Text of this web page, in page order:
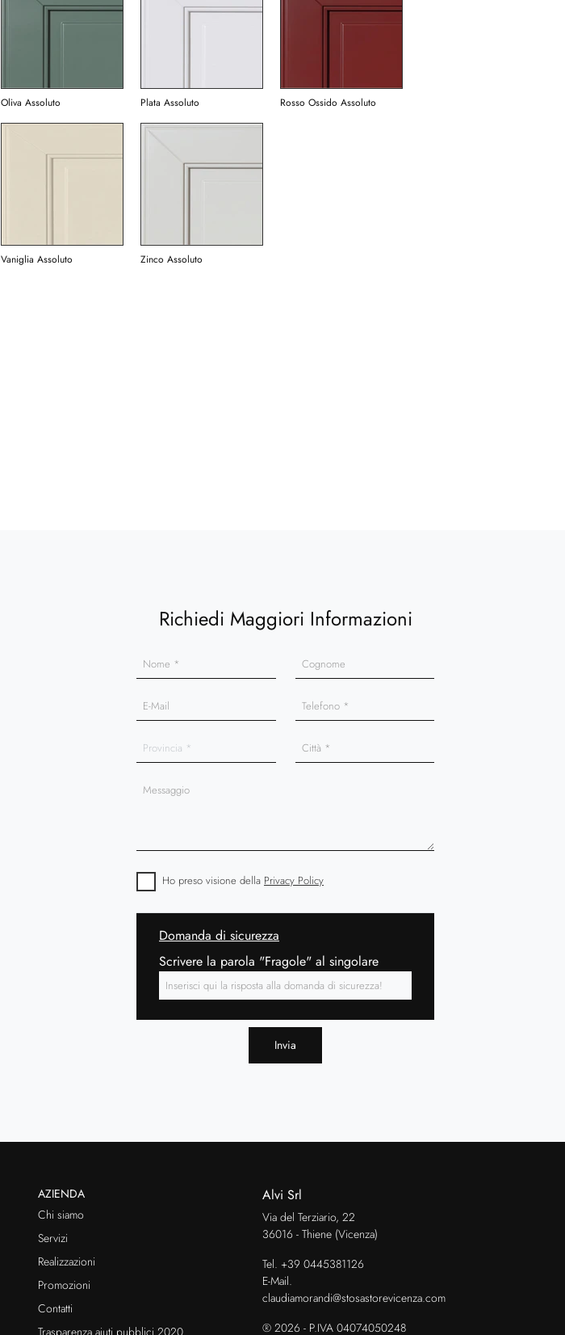
Oliva Assoluto Plata Assoluto Rosso Ossido Assoluto
Vaniglia Assoluto Zinco Assoluto
Richiedi Maggiori Informazioni
Ho preso visione della Privacy Policy
Domanda di sicurezza
Scrivere la parola "Fragole" al singolare
Invia
AZIENDA
Chi siamo
Servizi
Realizzazioni
Promozioni
Contatti
Trasparenza aiuti pubblici 2020
Alvi Srl
Via del Terziario, 22
36016 - Thiene (Vicenza)
Tel. +39 0445381126
E-Mail.
claudiamorandi@stosastorevicenza.com
® 2026 - P.IVA 04074050248